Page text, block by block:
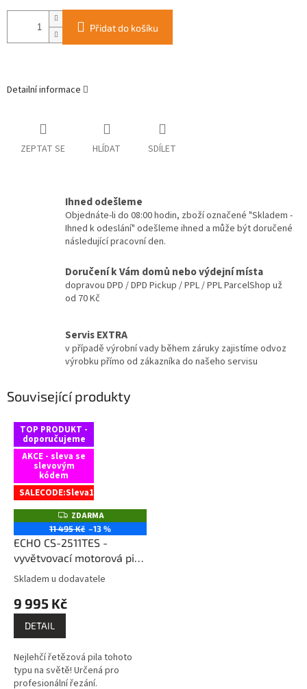
Přidat do košíku
Detailní informace
ZEPTAT SE HLÍDAT SDÍLET
Ihned odešleme
Objednáte-li do 08:00 hodin, zboží označené "Skladem -
Ihned k odeslání" odešleme ihned a může být doručené
následující pracovní den.
Doručení k Vám domů nebo výdejní místa
dopravou DPD / DPD Pickup / PPL / PPL ParcelShop už
od 70 Kč
Servis EXTRA
v případě výrobní vady během záruky zajistíme odvoz
výrobku přímo od zákazníka do našeho servisu
Související produkty
TOP PRODUKT -
doporučujeme
AKCE - sleva se
slevovým
kódem
SALECODE:Sleva15:1500:fix:CZK
Z
D
A
R
M
A
ZDARMA
11 495 Kč –13 %
ECHO CS-2511TES -
vyvětvovací motorová pila
+ ECHO Power Blend Gold
na lišty a řetěz
Průměrné
produktu
5
hvězdiček.
Skladem u dodavatele
9 995 Kč
DETAIL
Nejlehčí řetězová pila tohoto
typu na světě! Určená pro
profesionální řezání.